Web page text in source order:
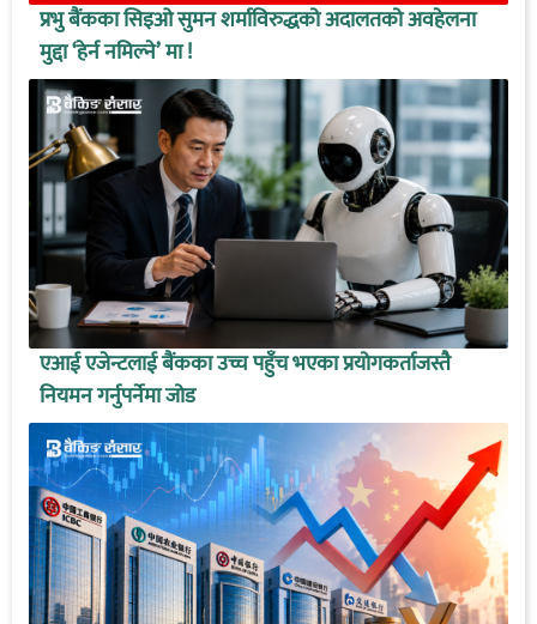
प्रभु बैंकका सिइओ सुमन शर्माविरुद्धको अदालतको अवहेलना
मुद्दा ‘हेर्न नमिल्ने’ मा !
एआई एजेन्टलाई बैंकका उच्च पहुँच भएका प्रयोगकर्ताजस्तै
नियमन गर्नुपर्नेमा जोड